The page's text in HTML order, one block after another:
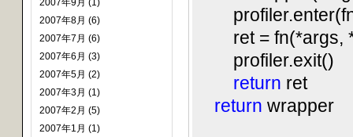
2007年9月 (1)
2007年8月 (6)
2007年7月 (6)
2007年6月 (3)
2007年5月 (2)
2007年3月 (1)
2007年2月 (5)
2007年1月 (1)
ret = fn(*args,
profiler.exit()
return ret
return wrapper